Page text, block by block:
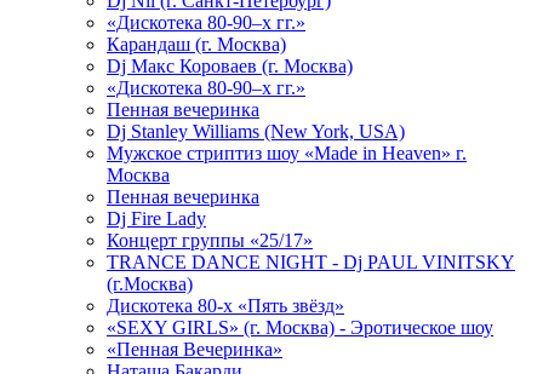
«Дискотека 80-90–х гг.»
Карандаш (г. Москва)
Dj Макс Короваев (г. Москва)
«Дискотека 80-90–х гг.»
Пенная вечеринка
Dj Stanley Williams (New York, USA)
Мужское стриптиз шоу «Made in Heaven» г.
Москва
Пенная вечеринка
Dj Fire Lady
Концерт группы «25/17»
TRANCE DANCE NIGHT - Dj PAUL VINITSKY
(г.Москва)
Дискотека 80-х «Пять звёзд»
«SEXY GIRLS» (г. Москва) - Эротическое шоу
«Пенная Вечеринка»